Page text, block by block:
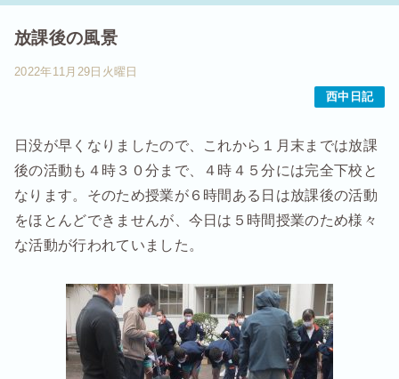
放課後の風景
2022年11月29日火曜日
西中日記
日没が早くなりましたので、これから１月末までは放課
後の活動も４時３０分まで、４時４５分には完全下校と
なります。そのため授業が６時間ある日は放課後の活動
をほとんどできませんが、今日は５時間授業のため様々
な活動が行われていました。